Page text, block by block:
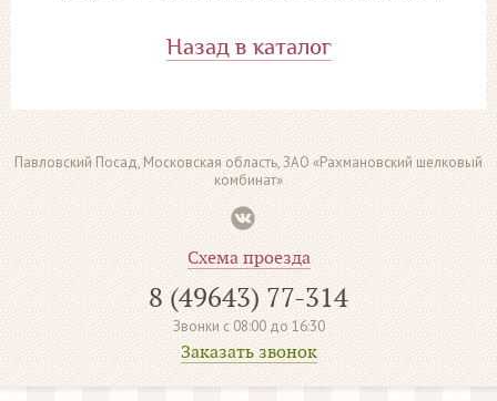
Назад в каталог
Павловский Посад, Московская область, ЗАО «Рахмановский шелковый
комбинат»
Схема проезда
8 (49643) 77-314
Звонки с 08:00 до 16:30
Заказать звонок